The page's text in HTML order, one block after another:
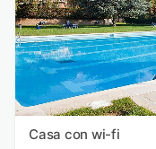
Casa con wi-fi